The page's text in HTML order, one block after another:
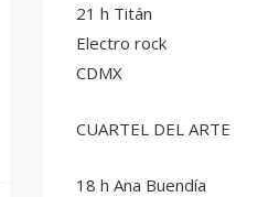
21 h Titán
Electro rock
CDMX
CUARTEL DEL ARTE
18 h Ana Buendía